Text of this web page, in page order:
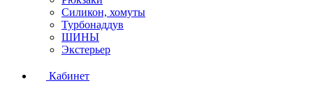
Силикон, хомуты
Турбонаддув
ШИНЫ
Экстерьер
Кабинет